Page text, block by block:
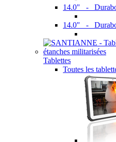
14.0" -
14.0" -
Tablettes
Toutes les